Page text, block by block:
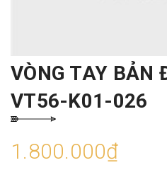
VÒNG TAY BẢN
VT56-K01-026
1.800.000₫